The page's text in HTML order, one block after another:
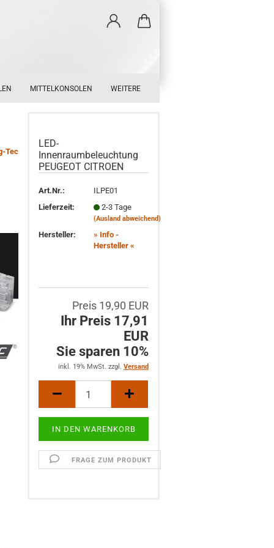
MITTELKONSOLEN WEITERE
Tec
LED-
Innenraumbeleuchtung
PEUGEOT CITROEN
Art.Nr.:
ILPE01
Lieferzeit:
2-3 Tage
(Ausland abweichend)
Hersteller:
» Info -
Hersteller «
Preis 19,90 EUR
Ihr Preis 17,91
EUR
Sie sparen 10%
inkl. 19% MwSt. zzgl. Versand
FRAGE ZUM PRODUKT